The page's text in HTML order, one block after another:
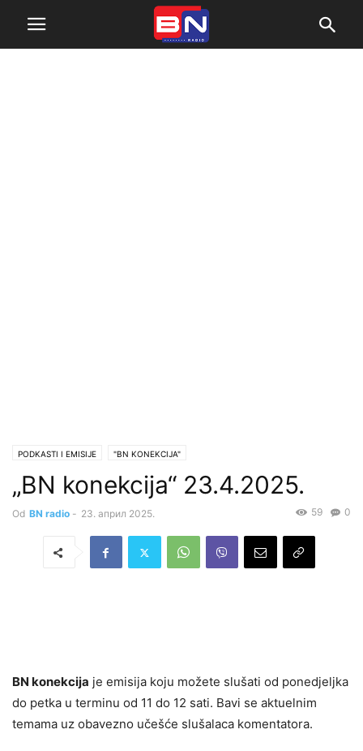
PODKASTI I EMISIJE "BN KONEKCIJA"
„BN konekcija“ 23.4.2025.
Od BN radio - 23. април 2025. 0
59
BN konekcija je emisija koju možete slušati od ponedjeljka
do petka u terminu od 11 do 12 sati. Bavi se aktuelnim
temama uz obavezno učešće slušalaca komentatora.